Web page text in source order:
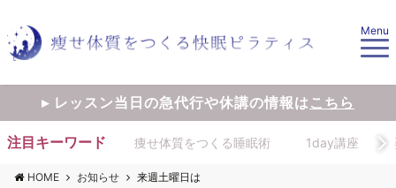
Menu
▸ レッスン当日の急代行や休講の情報はこちら
注目キーワード 痩せ体質をつくる睡眠術 1day講座
HOME お知らせ 来週土曜日は